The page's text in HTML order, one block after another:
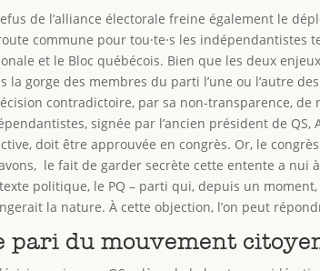
de l’alliance électorale freine également le
commune pour tou⸱te⸱s les indépendantistes
et le Bloc québécois. Bien que les deux
la gorge des membres du parti l’une ou l’autre
contradictoire, par sa non-transparence, de
signée par l’ancien président de
doit être approuvée en congrès. Or, le
le fait de garder secrète cette entente a nui
politique, le PQ – parti qui, depuis un
la nature. À cette objection, l’on peut
pari du mouvement